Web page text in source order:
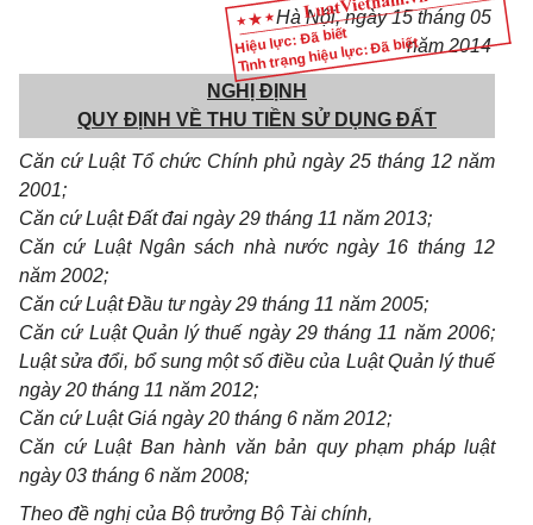
Hiệu lực: Đã biết
Tình trạng hiệu lực: Đã biết
Hà Nội, ngày 15 tháng 05
năm 2014
NGHỊ ĐỊNH
QUY ĐỊNH VỀ THU TIỀN SỬ DỤNG ĐẤT
Căn cứ Luật Tổ chức Chính phủ ngày 25 tháng 12 năm
2001;
Căn cứ Luật Đất đai ngày 29 tháng 11 năm 2013;
Căn cứ Luật Ngân sách nhà nước ngày 16 tháng 12
năm 2002;
Căn cứ Luật Đầu tư ngày 29 tháng 11 năm 2005;
Căn cứ Luật Quản lý thuế ngày 29tháng 11 năm 2006;
Luật sửa đổi, bổ sung một số điều của Luật Quản lý thuế
ngày 20 tháng 11 năm 2012;
Căn cứ Luật Giá ngày 20 tháng 6 năm 2012;
Căn cứ Luật Ban hành văn bản quy phạm pháp luật
ngày 03 tháng 6 năm 2008;
Theo đề nghị của Bộ trưởng Bộ Tài chính,